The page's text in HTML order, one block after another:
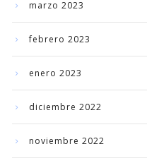
marzo 2023
febrero 2023
enero 2023
diciembre 2022
noviembre 2022